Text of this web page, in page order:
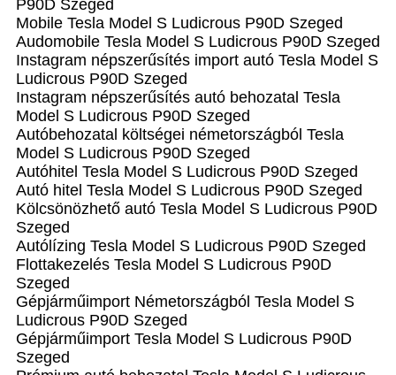
P90D Szeged
Mobile Tesla Model S Ludicrous P90D Szeged
Audomobile Tesla Model S Ludicrous P90D Szeged
Instagram népszerűsítés import autó Tesla Model S
Ludicrous P90D Szeged
Instagram népszerűsítés autó behozatal Tesla
Model S Ludicrous P90D Szeged
Autóbehozatal költségei németországból Tesla
Model S Ludicrous P90D Szeged
Autóhitel Tesla Model S Ludicrous P90D Szeged
Autó hitel Tesla Model S Ludicrous P90D Szeged
Kölcsönözhető autó Tesla Model S Ludicrous P90D
Szeged
Autólízing Tesla Model S Ludicrous P90D Szeged
Flottakezelés Tesla Model S Ludicrous P90D
Szeged
Gépjárműimport Németországból Tesla Model S
Ludicrous P90D Szeged
Gépjárműimport Tesla Model S Ludicrous P90D
Szeged